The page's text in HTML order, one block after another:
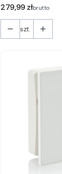
Cena
279,99 złbrutto
szt.